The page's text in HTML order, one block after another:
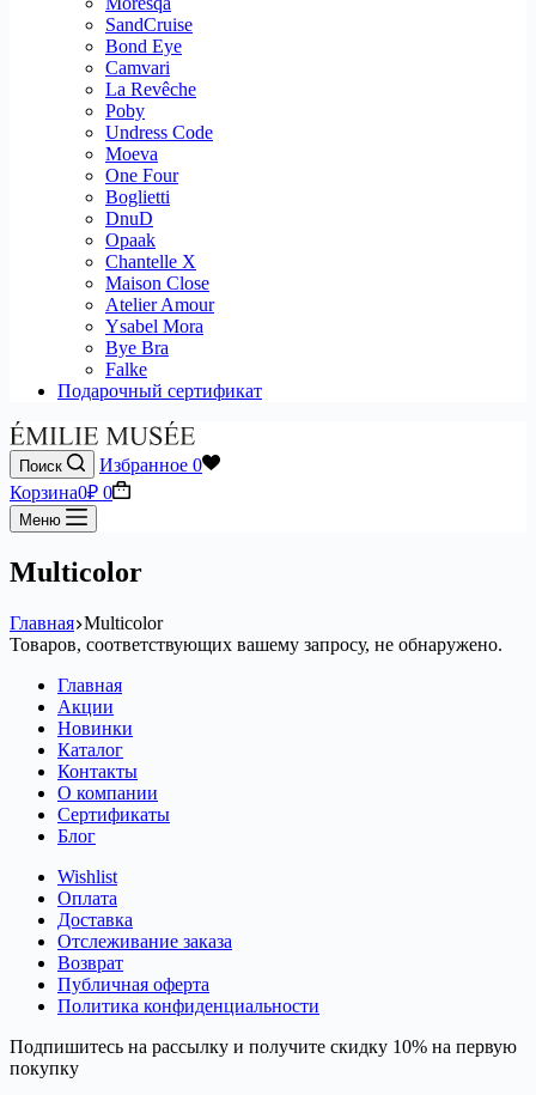
SandCruise
Bond Eye
Camvari
La Revêche
Poby
Undress Code
Moeva
One Four
Boglietti
DnuD
Opaak
Chantelle X
Maison Close
Atelier Amour
Ysabel Mora
Bye Bra
Falke
Подарочный сертификат
Поиск Избранное 0
Корзина0₽ 0
Меню
Multicolor
Главная Multicolor
Товаров, соответствующих вашему запросу, не обнаружено.
Главная
Акции
Новинки
Каталог
Контакты
О компании
Сертификаты
Блог
Wishlist
Оплата
Доставка
Отслеживание заказа
Возврат
Публичная оферта
Политика конфиденциальности
Подпишитесь на рассылку и получите скидку 10% на первую
покупку